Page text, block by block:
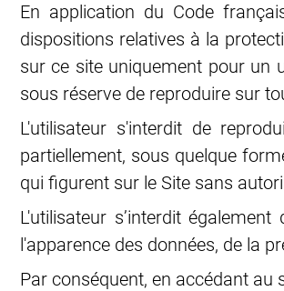
En application du Code
dispositions relatives à la
sur ce site uniquement pour un
sous réserve de reproduire sur
L'utilisateur s'interdit de
partiellement, sous quelque
qui figurent sur le Site sans
L'utilisateur s’interdit
l'apparence des données, de la
Par conséquent, en accédant au